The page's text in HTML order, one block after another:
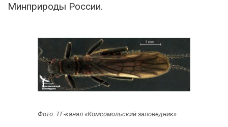
Минприроды России.
Фото: ТГ-канал «Комсомольский заповедник»